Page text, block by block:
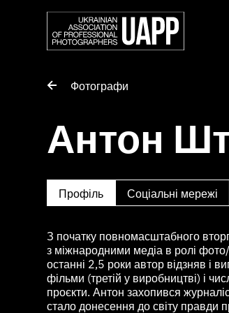
Фотографи
Антон
Профіль Соціальні мережі
З початку повномасштабного
з міжнародними медіа в ролі
останні 2,5 роки автор відзняв і
фільми (третій у виробництві) і
проєкти. Антон захопився
стало донесення до світу правди